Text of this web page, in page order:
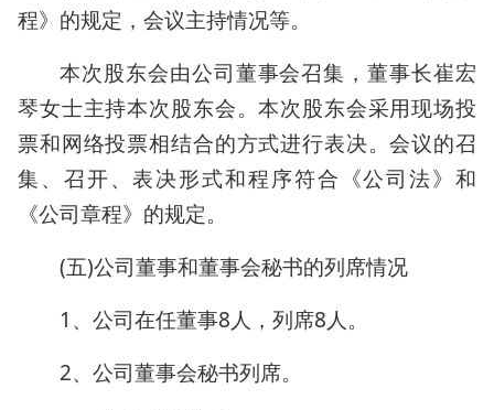
程》的规定，会议主持情况等。
本次股东会由公司董事会召集，董事长崔宏
琴女士主持本次股东会。本次股东会采用现场投
票和网络投票相结合的方式进行表决。会议的召
集、召开、表决形式和程序符合《公司法》和
《公司章程》的规定。
(五)公司董事和董事会秘书的列席情况
1、公司在任董事8人，列席8人。
2、公司董事会秘书列席。